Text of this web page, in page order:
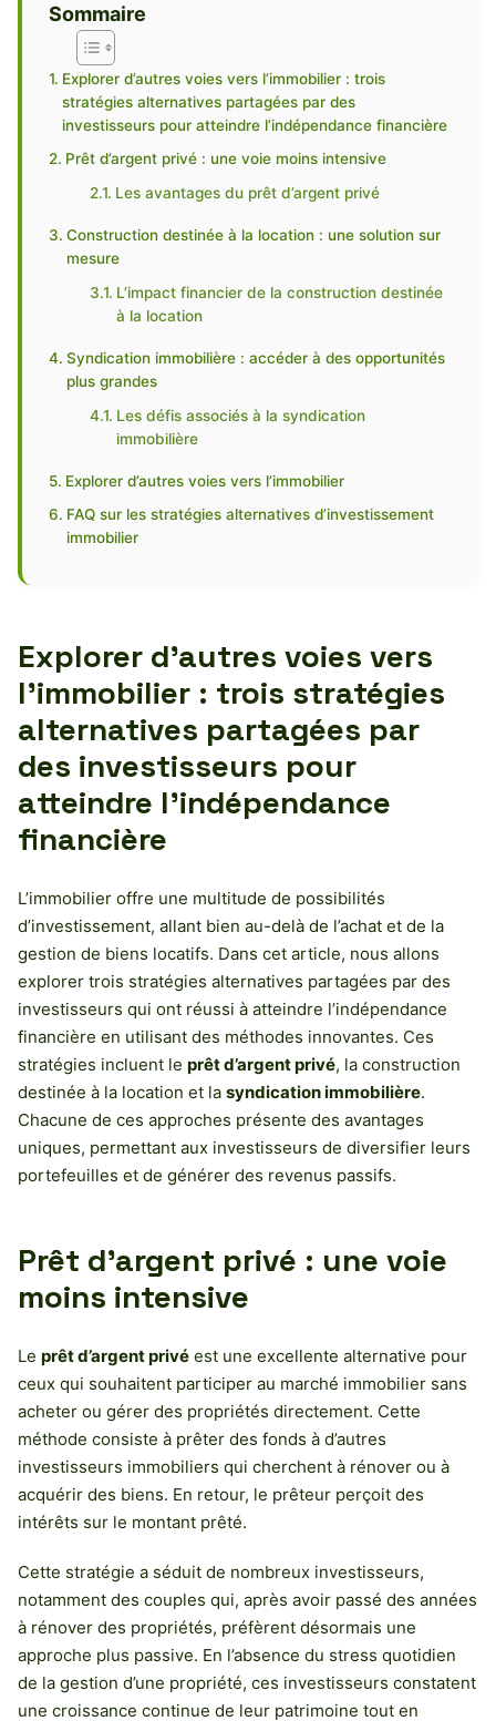
Sommaire
Explorer d’autres voies vers l’immobilier : trois
stratégies alternatives partagées par des
investisseurs pour atteindre l’indépendance financière
Prêt d’argent privé : une voie moins intensive
Les avantages du prêt d’argent privé
Construction destinée à la location : une solution sur
mesure
L’impact financier de la construction destinée
à la location
Syndication immobilière : accéder à des opportunités
plus grandes
Les défis associés à la syndication
immobilière
Explorer d’autres voies vers l’immobilier
FAQ sur les stratégies alternatives d’investissement
immobilier
Explorer d’autres voies vers
l’immobilier : trois stratégies
alternatives partagées par
des investisseurs pour
atteindre l’indépendance
financière
L’immobilier offre une multitude de possibilités
d’investissement, allant bien au-delà de l’achat et de la
gestion de biens locatifs. Dans cet article, nous allons
explorer trois stratégies alternatives partagées par des
investisseurs qui ont réussi à atteindre l’indépendance
financière en utilisant des méthodes innovantes. Ces
stratégies incluent le prêt d’argent privé, la construction
destinée à la location et la syndication immobilière.
Chacune de ces approches présente des avantages
uniques, permettant aux investisseurs de diversifier leurs
portefeuilles et de générer des revenus passifs.
Prêt d’argent privé : une voie
moins intensive
Le prêt d’argent privé est une excellente alternative pour
ceux qui souhaitent participer au marché immobilier sans
acheter ou gérer des propriétés directement. Cette
méthode consiste à prêter des fonds à d’autres
investisseurs immobiliers qui cherchent à rénover ou à
acquérir des biens. En retour, le prêteur perçoit des
intérêts sur le montant prêté.
Cette stratégie a séduit de nombreux investisseurs,
notamment des couples qui, après avoir passé des années
à rénover des propriétés, préfèrent désormais une
approche plus passive. En l’absence du stress quotidien
de la gestion d’une propriété, ces investisseurs constatent
une croissance continue de leur patrimoine tout en